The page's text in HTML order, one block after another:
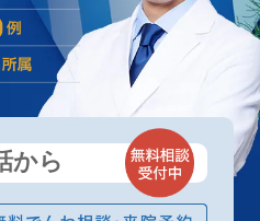
から